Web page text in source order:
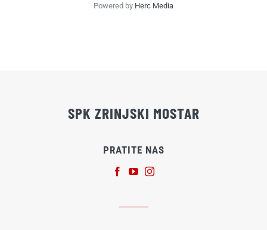
Powered by Herc Media
SPK ZRINJSKI MOSTAR
PRATITE NAS